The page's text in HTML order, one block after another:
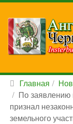
Главная
По заявлению
признал
земельного